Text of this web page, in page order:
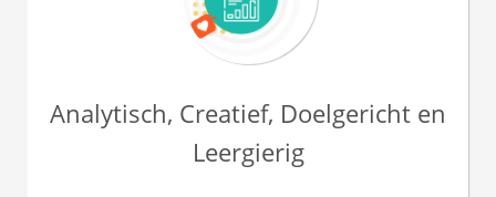
Analytisch, Creatief, Doelgericht en
Leergierig